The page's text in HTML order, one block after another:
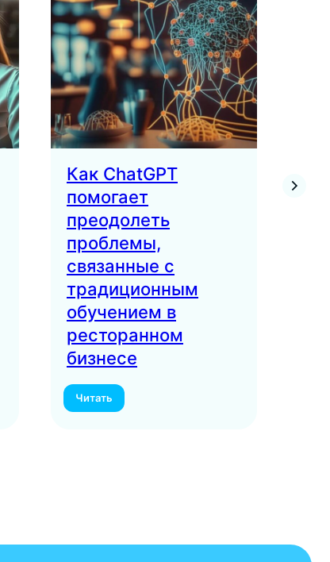
Как ChatGPT
помогает
преодолеть
проблемы,
связанные с
традиционным
обучением в
ресторанном
бизнесе
Читать